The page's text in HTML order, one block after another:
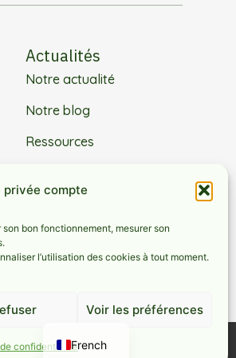
privée compte
bon fonctionnement, mesurer son
l’utilisation des cookies à tout moment.
Voir les préférences
confidentialité
Actualités
Notre actualité
Notre blog
Ressources
French
English